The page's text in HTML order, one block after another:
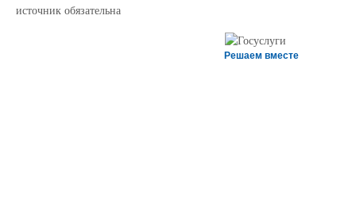
источник обязательна
Решаем вместе